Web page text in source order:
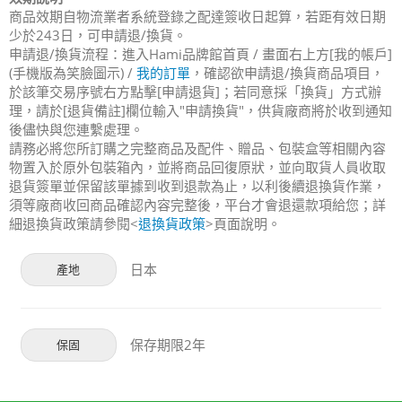
商品效期自物流業者系統登錄之配達簽收日起算，若距有效日期
少於243日，可申請退/換貨。
申請退/換貨流程：進入Hami品牌館首頁 / 畫面右上方[我的帳戶]
(手機版為笑臉圖示) / 我的訂單 ，確認欲申請退/換貨商品項目，
於該筆交易序號右方點擊[申請退貨]；若同意採「換貨」方式辦
理，請於[退貨備註]欄位輸入"申請換貨"，供貨廠商將於收到通知
後儘快與您連繫處理。
請務必將您所訂購之完整商品及配件、贈品、包裝盒等相關內容
物置入於原外包裝箱內，並將商品回復原狀，並向取貨人員收取
退貨簽單並保留該單據到收到退款為止，以利後續退換貨作業，
須等廠商收回商品確認內容完整後，平台才會退還款項給您；詳
細退換貨政策請參閱<退換貨政策>頁面說明。
產地 日本
保固 保存期限2年